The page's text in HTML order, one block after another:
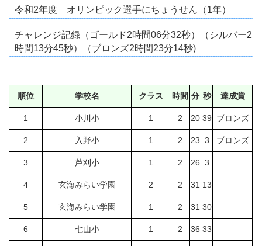
令和2年度 オリンピック選手にちょうせん（1年）
チャレンジ記録（ゴールド2時間06分32秒）（シルバー2
時間13分45秒）（ブロンズ2時間23分14秒)
順位 学校名 クラス 時間 分 秒 達成賞
1 小川小 1 2 20 39 ブロンズ
2 入野小 1 2 23 3 ブロンズ
3 芦刈小 1 2 26 3
4 玄海みらい学園 2 2 31 13
5 玄海みらい学園 1 2 31 30
6 七山小 1 2 36 33